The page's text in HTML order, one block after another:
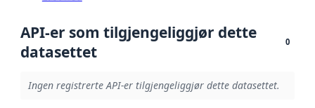
API-er som tilgjengeliggjør dette
datasettet
0
Ingen registrerte API-er tilgjengeliggjør dette datasettet.